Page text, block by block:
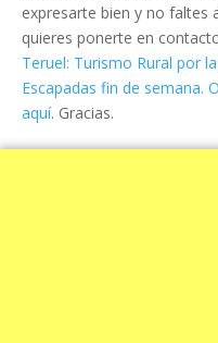
expresarte bien y no faltes
quieres ponerte en
Teruel: Turismo Rural por
Escapadas fin de semana.
aquí. Gracias.